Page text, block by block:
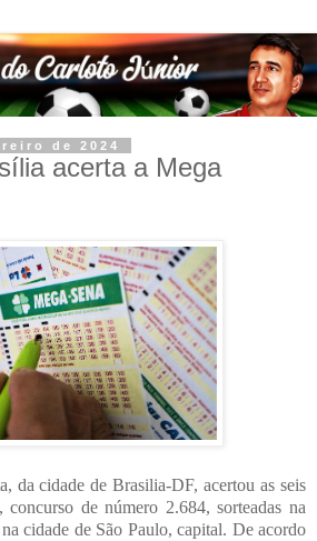
de 2024
acerta a Mega
da cidade de Brasilia-DF, acertou as seis
concurso de número 2.684, sorteadas na
cidade de São Paulo, capital. De acordo